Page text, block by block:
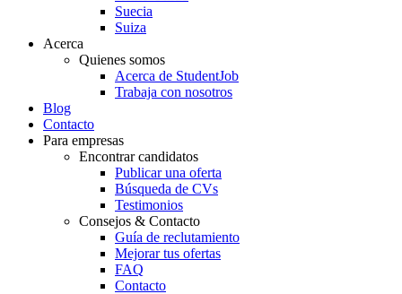
Suecia
Suiza
Acerca
Quienes somos
Acerca de StudentJob
Trabaja con nosotros
Blog
Contacto
Para empresas
Encontrar candidatos
Publicar una oferta
Búsqueda de CVs
Testimonios
Consejos & Contacto
Guía de reclutamiento
Mejorar tus ofertas
FAQ
Contacto